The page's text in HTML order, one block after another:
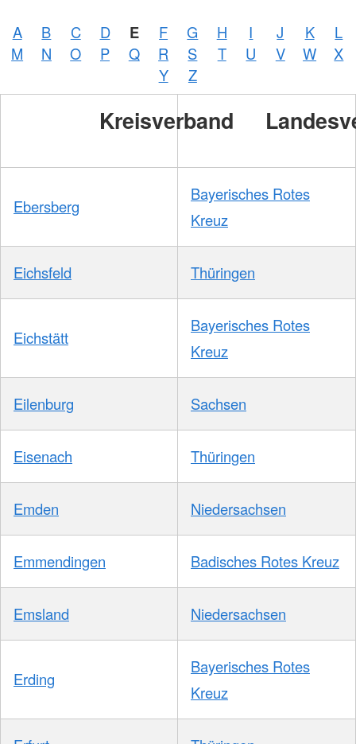
A B C D E F G H I J K
L
M
N O P Q R S T U V W
X
Y
Z
Kreisverband
Ebersberg
Bayerisches Rotes
Kreuz
Eichsfeld Thüringen
Eichstätt
Bayerisches Rotes
Kreuz
Eilenburg Sachsen
Eisenach Thüringen
Emden Niedersachsen
Emmendingen Badisches Rotes Kreuz
Emsland Niedersachsen
Erding
Bayerisches Rotes
Kreuz